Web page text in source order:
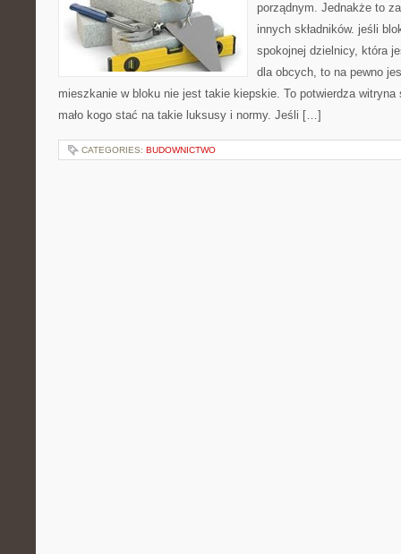
porządnym. Jednakże to
innych składników. jeśli
spokojnej dzielnicy, która
dla obcych, to na pewno
mieszkanie w bloku nie jest takie kiepskie. To potwierdza
mało kogo stać na takie luksusy i normy. Jeśli […]
CATEGORIES: BUDOWNICTWO